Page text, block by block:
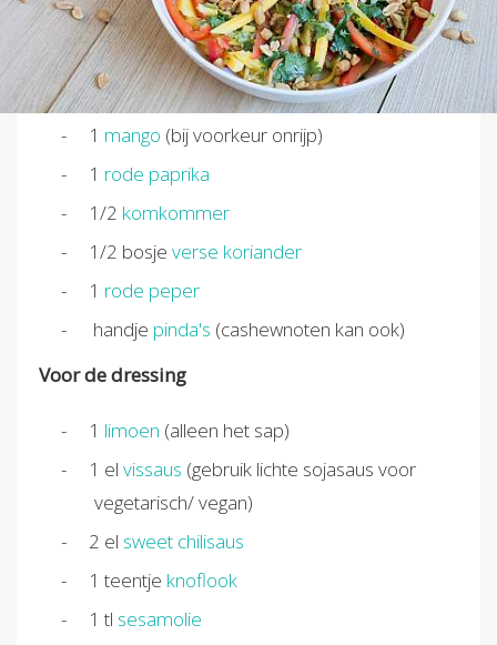
1 mango (bij voorkeur onrijp)
1 rode paprika
1/2 komkommer
1/2 bosje verse koriander
1 rode peper
handje pinda's (cashewnoten kan ook)
Voor de dressing
1 limoen (alleen het sap)
1 el vissaus (gebruik lichte sojasaus voor
vegetarisch/ vegan)
2 el sweet chilisaus
1 teentje knoflook
1 tl sesamolie